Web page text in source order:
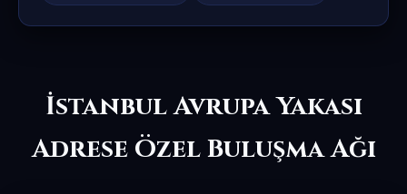
İstanbul Avrupa Yakası
Adrese Özel Buluşma Ağı